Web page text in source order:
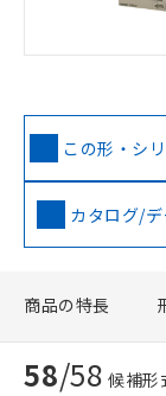
この形・シ
カタログ/
商品の特長
58/58 候補形